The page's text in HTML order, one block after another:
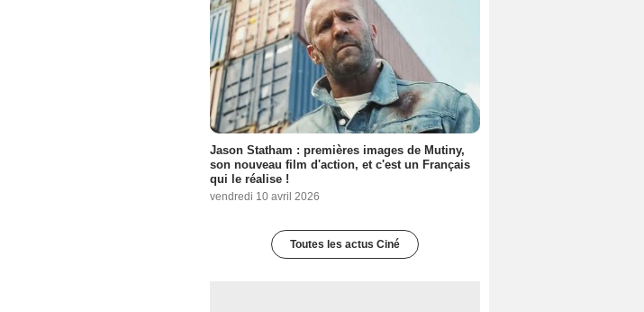
Jason Statham : premières images de Mutiny,
son nouveau film d'action, et c'est un Français
qui le réalise !
vendredi 10 avril 2026
Toutes les actus Ciné